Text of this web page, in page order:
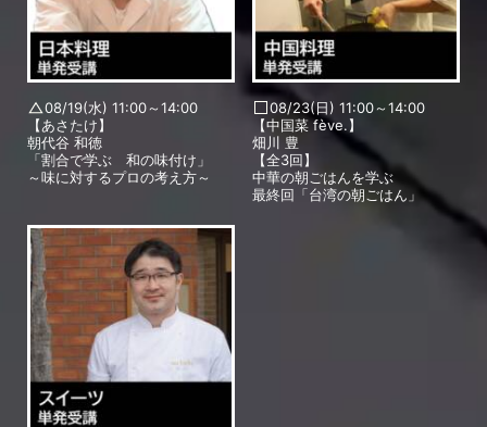
08/19(水) 11:00～14:00
【あさたけ】
朝代谷 和徳
「割合で学ぶ 和の味付け」
～味に対するプロの考え方～
08/23(日) 11:00～14:00
【中国菜 fève.】
畑川 豊
【全3回】
中華の朝ごはんを学ぶ
最終回「台湾の朝ごはん」